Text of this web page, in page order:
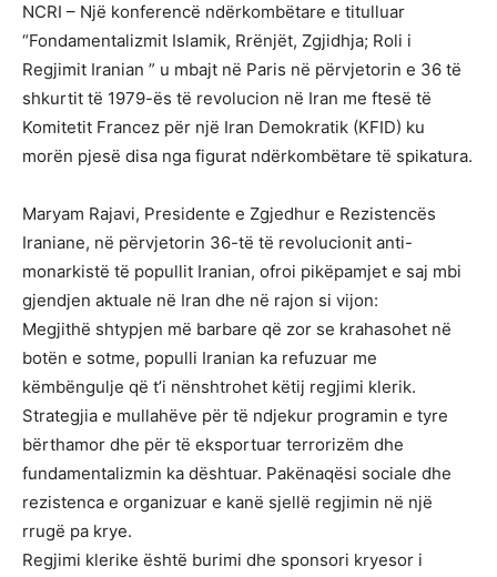
NCRI – Një konferencë ndërkombëtare e titulluar
“Fondamentalizmit Islamik, Rrënjët, Zgjidhja; Roli i
Regjimit Iranian ” u mbajt në Paris në përvjetorin e 36 të
shkurtit të 1979-ës të revolucion në Iran me ftesë të
Komitetit Francez për një Iran Demokratik (KFID) ku
morën pjesë disa nga figurat ndërkombëtare të spikatura.
Maryam Rajavi, Presidente e Zgjedhur e Rezistencës
Iraniane, në përvjetorin 36-të të revolucionit anti-
monarkistë të popullit Iranian, ofroi pikëpamjet e saj mbi
gjendjen aktuale në Iran dhe në rajon si vijon:
Megjithë shtypjen më barbare që zor se krahasohet në
botën e sotme, populli Iranian ka refuzuar me
këmbëngulje që t’i nënshtrohet këtij regjimi klerik.
Strategjia e mullahëve për të ndjekur programin e tyre
bërthamor dhe për të eksportuar terrorizëm dhe
fundamentalizmin ka dështuar. Pakënaqësi sociale dhe
rezistenca e organizuar e kanë sjellë regjimin në një
rrugë pa krye.
Regjimi klerike është burimi dhe sponsori kryesor i